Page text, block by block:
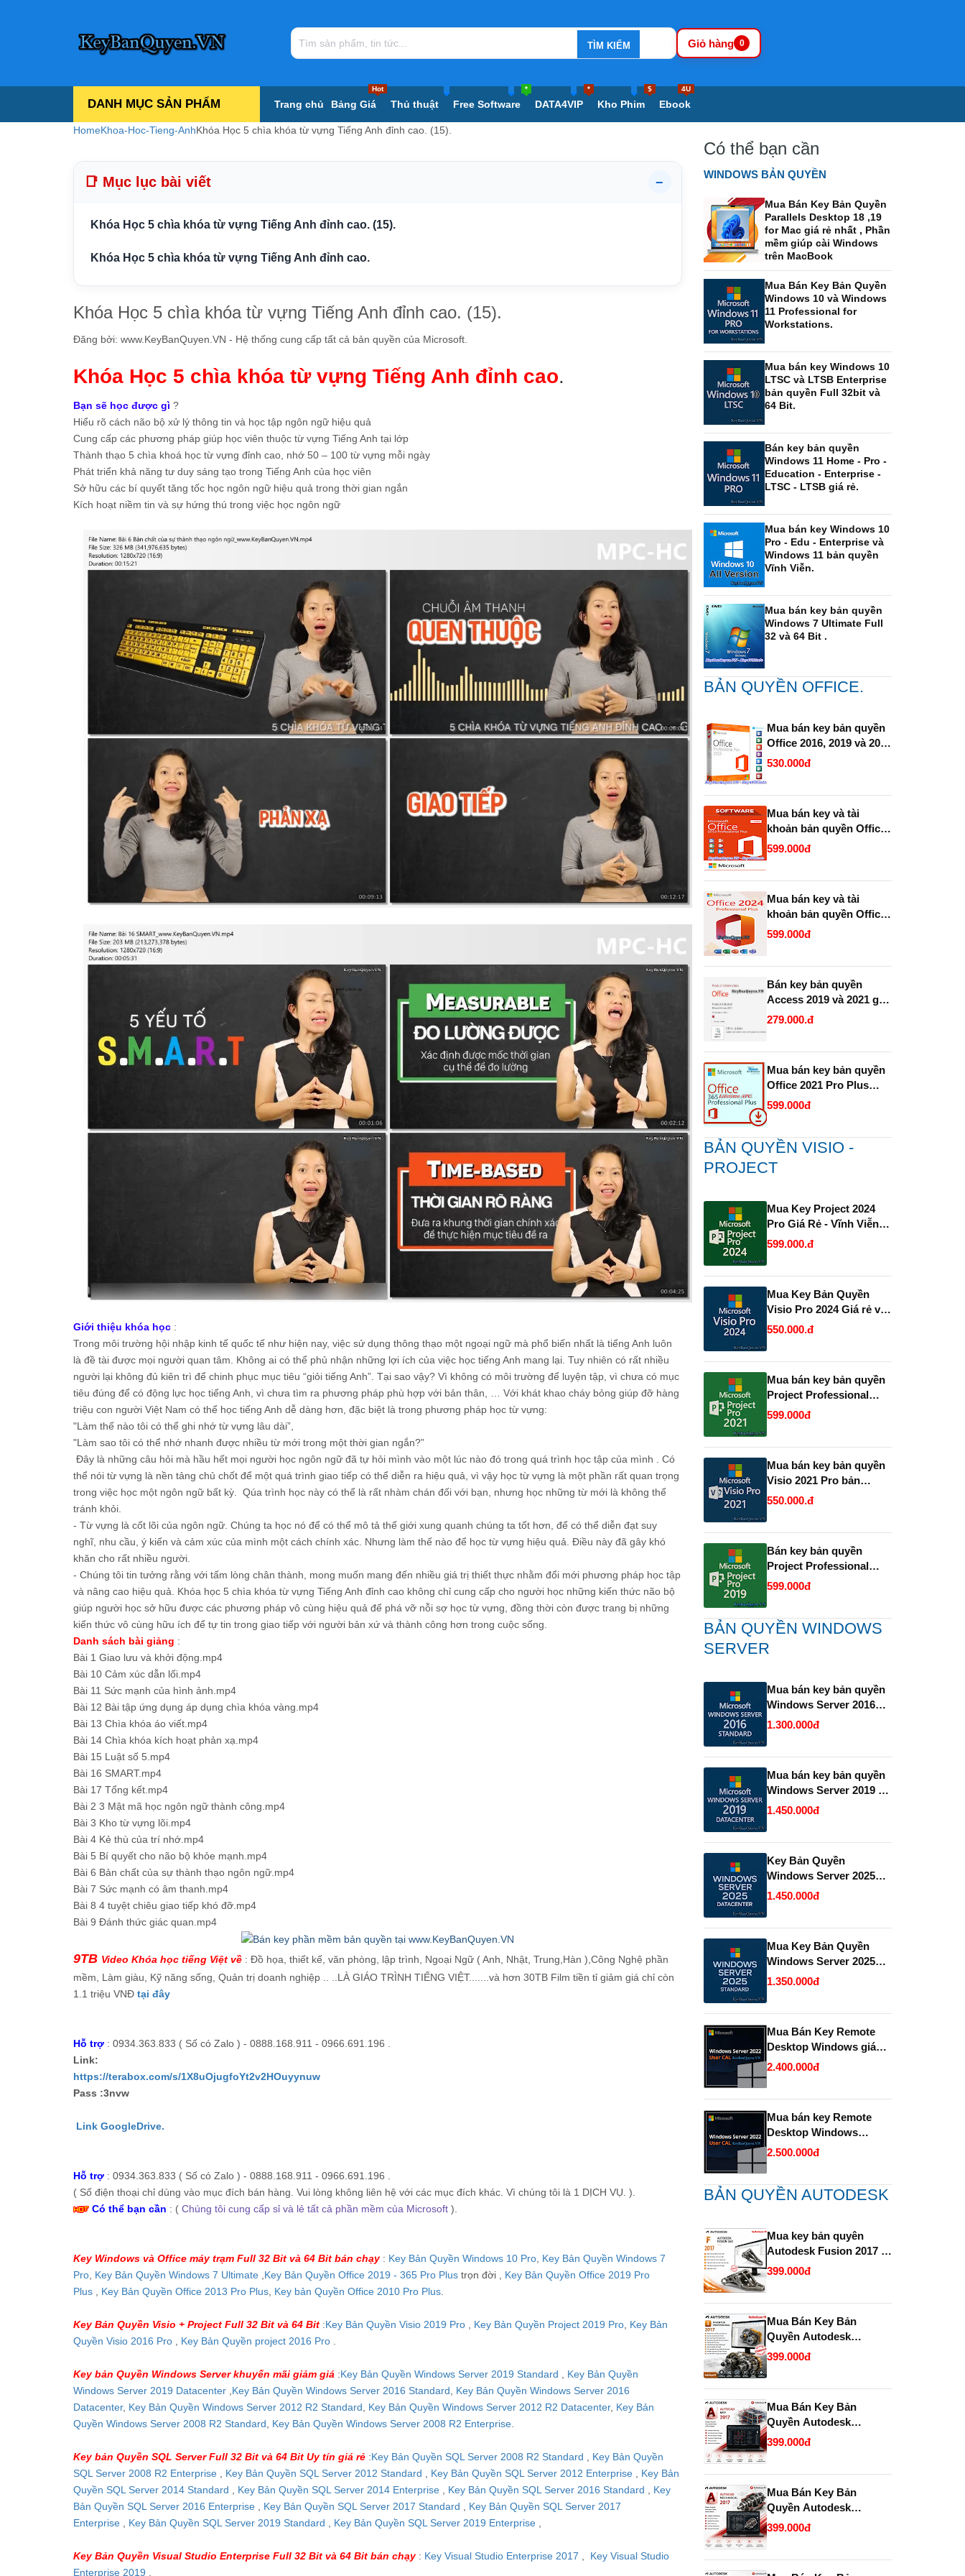
Giỏ hàng 0
DANH MỤC SẢN PHẨM Trang chủ Bảng Giá
Hot
Thủ thuật Free Software
*
DATA4VIP
*
Kho Phim
$
Ebook
4U
HomeKhoa-Hoc-Tieng-AnhKhóa Học 5 chìa khóa từ vựng Tiếng Anh đỉnh cao. (15).
📑 Mục lục bài viết −
Khóa Học 5 chìa khóa từ vựng Tiếng Anh đỉnh cao. (15).
Khóa Học 5 chìa khóa từ vựng Tiếng Anh đỉnh cao.
Khóa Học 5 chìa khóa từ vựng Tiếng Anh đỉnh cao. (15).
Đăng bởi: www.KeyBanQuyen.VN - Hệ thống cung cấp tất cả bản quyền của Microsoft.
Khóa Học 5 chìa khóa từ vựng Tiếng Anh đỉnh cao.
Bạn sẽ học được gì ?
Hiểu rõ cách não bộ xử lý thông tin và học tập ngôn ngữ hiệu quả
Cung cấp các phương pháp giúp học viên thuộc từ vựng Tiếng Anh tại lớp
Thành thạo 5 chìa khoá học từ vựng đỉnh cao, nhớ 50 – 100 từ vựng mỗi ngày
Phát triển khả năng tư duy sáng tạo trong Tiếng Anh của học viên
Sở hữu các bí quyết tăng tốc học ngôn ngữ hiệu quả trong thời gian ngắn
Kích hoạt niềm tin và sự hứng thú trong việc học ngôn ngữ
Giới thiệu khóa học :
Trong môi trường hội nhập kinh tế quốc tế như hiện nay, việc sử dụng thông thạo một ngoại ngữ mà phổ biến nhất là tiếng Anh luôn
là đề tài được mọi người quan tâm. Không ai có thể phủ nhận những lợi ích của việc học tiếng Anh mang lại. Tuy nhiên có rất nhiều
người lại không đủ kiên trì để chinh phục mục tiêu “giỏi tiếng Anh”. Tại sao vậy? Vì không có môi trường để luyện tập, vì chưa có mục
tiêu đúng để có động lực học tiếng Anh, vì chưa tìm ra phương pháp phù hợp với bản thân, … Với khát khao cháy bỏng giúp đỡ hàng
triệu con người Việt Nam có thể học tiếng Anh dễ dàng hơn, đặc biệt là trong phương pháp học từ vựng:
"Làm thế nào tôi có thể ghi nhớ từ vựng lâu dài”,
"Làm sao tôi có thể nhớ nhanh được nhiều từ mới trong một thời gian ngắn?”
Đây là những câu hỏi mà hầu hết mọi người học ngôn ngữ đã tự hỏi mình vào một lúc nào đó trong quá trình học tập của mình . Có
thể nói từ vựng là nền tảng chủ chốt để một quá trình giao tiếp có thể diễn ra hiệu quả, vì vậy học từ vựng là một phần rất quan trọng
trong việc học một ngôn ngữ bất kỳ. Qúa trình học này có thể là rất nhàm chán đối với bạn, nhưng học những từ mới là không thể
tránh khỏi.
- Từ vựng là cốt lõi của ngôn ngữ. Chúng ta học nó để có thể mô tả thế giới xung quanh chúng ta tốt hơn, để có thể diễn đạt suy
nghĩ, nhu cầu, ý kiến và cảm xúc của mình một cách chính xác. Nhưng làm thế nào để học từ vựng hiệu quả. Điều này đã gây khó
khăn cho rất nhiều người.
- Chúng tôi tin tưởng rằng với tấm lòng chân thành, mong muốn mang đến nhiều giá trị thiết thực nhằm đổi mới phương pháp học tập
và nâng cao hiệu quả. Khóa học 5 chìa khóa từ vựng Tiếng Anh đỉnh cao không chỉ cung cấp cho người học những kiến thức não bộ
giúp người học sở hữu được các phương pháp vô cùng hiệu quả để phá vỡ nỗi sợ học từ vựng, đồng thời còn được trang bị những
kiến thức vô cùng hữu ích để tự tin trong giao tiếp với người bản xứ và thành công hơn trong cuộc sống.
Danh sách bài giảng :
Bài 1 Giao lưu và khởi động.mp4
Bài 10 Cảm xúc dẫn lối.mp4
Bài 11 Sức mạnh của hình ảnh.mp4
Bài 12 Bài tập ứng dụng áp dụng chìa khóa vàng.mp4
Bài 13 Chìa khóa áo viết.mp4
Bài 14 Chìa khóa kích hoạt phản xạ.mp4
Bài 15 Luật số 5.mp4
Bài 16 SMART.mp4
Bài 17 Tổng kết.mp4
Bài 2 3 Mật mã học ngôn ngữ thành công.mp4
Bài 3 Kho từ vựng lõi.mp4
Bài 4 Kẻ thù của trí nhớ.mp4
Bài 5 Bí quyết cho não bộ khỏe mạnh.mp4
Bài 6 Bản chất của sự thành thạo ngôn ngữ.mp4
Bài 7 Sức mạnh có âm thanh.mp4
Bài 8 4 tuyệt chiêu giao tiếp khó đỡ.mp4
Bài 9 Đánh thức giác quan.mp4
9TB Video Khóa học tiếng Việt về : Đồ họa, thiết kế, văn phòng, lập trình, Ngoại Ngữ ( Anh, Nhật, Trung,Hàn ),Công Nghệ phần
mềm, Làm giàu, Kỹ năng sống, Quản trị doanh nghiệp .. ..LÀ GIÁO TRÌNH TIẾNG VIỆT.......và hơn 30TB Film tiền tỉ giảm giá chỉ còn
1.1 triệu VNĐ tại đây
Hỗ trợ : 0934.363.833 ( Số có Zalo ) - 0888.168.911 - 0966.691.196 .
Link:
https://terabox.com/s/1X8uOjugfoYt2v2HOuyynuw
Pass :3nvw
Link GoogleDrive.
Hỗ trợ : 0934.363.833 ( Số có Zalo ) - 0888.168.911 - 0966.691.196 .
( Số điện thoại chỉ dùng vào mục đích bán hàng. Vui lòng không liên hệ với các mục đích khác. Vì chúng tôi là 1 DỊCH VỤ. ).
Có thể bạn cần : ( Chúng tôi cung cấp sỉ và lẻ tất cả phần mềm của Microsoft ).
Key Windows và Office máy trạm Full 32 Bit và 64 Bit bán chạy: Key Bản Quyền Windows 10 Pro Key Bản Quyền Windows 7
Pro Key Bản Quyền Windows 7 Ultimate Key Bản Quyền Office 2019 - 365 Pro Plus trọn đời , Key Bản Quyền Office 2019 Pro
Plus
Key Bản Quyền Office 2013 Pro Plus Key bản Quyền Office 2010 Pro Plus
Key Bản Quyền Visio + Project Full 32 Bit và 64 Bit :Key Bản Quyền Visio 2019 Pro Key Bản Quyền Project 2019 Pro Key Bản
Quyền Visio 2016 Pro
Key Bản Quyền project 2016 Pro
Key bản Quyền Windows Server khuyến mãi giảm giá :Key Bản Quyền Windows Server 2019 Standard
Key Bản Quyền
Windows Server 2019 Datacenter Key Bản Quyền Windows Server 2016 Standard
Key Bản Quyền Windows Server 2016
Datacenter, Key Bản Quyền Windows Server 2012 R2 Standard Key Bản Quyền Windows Server 2012 R2 Datacenter, Key Bản
Quyền Windows Server 2008 R2 Standard
Key Bản Quyền Windows Server 2008 R2 Enterprise
Key bản Quyền SQL Server Full 32 Bit và 64 Bit Uy tín giá rẻ :Key Bản Quyền SQL Server 2008 R2 Standard
Key Bản Quyền
SQL Server 2008 R2 Enterprise
Key Bản Quyền SQL Server 2012 Standard Key Bản Quyền SQL Server 2012 Enterprise
Key Bản
Quyền SQL Server 2014 Standard
Key Bản Quyền SQL Server 2014 Enterprise Key Bản Quyền SQL Server 2016 Standard
Key
Bản Quyền SQL Server 2016 Enterprise
Key Bản Quyền SQL Server 2017 Standard
Key Bản Quyền SQL Server 2017
Enterprise
Key Bản Quyền SQL Server 2019 Standard Key Bản Quyền SQL Server 2019 Enterprise
Key Bản Quyền Visual Studio Enterprise Full 32 Bit và 64 Bit bán chạy: Key Visual Studio Enterprise 2017
Key Visual Studio
Enterprise 2019
Có thể bạn cần
WINDOWS BẢN QUYỀN
Mua Bán Key Bản Quyền
Parallels Desktop 18 ,19
for Mac giá rẻ nhất , Phần
mềm giúp cài Windows
trên MacBook
Mua Bán Key Bản Quyền
Windows 10 và Windows
11 Professional for
Workstations.
Mua bán key Windows 10
LTSC và LTSB Enterprise
bản quyền Full 32bit và
64 Bit.
Bán key bản quyền
Windows 11 Home - Pro -
Education - Enterprise -
LTSC - LTSB giá rẻ.
Mua bán key Windows 10
Pro - Edu - Enterprise và
Windows 11 bản quyền
Vĩnh Viễn.
Mua bán key bản quyền
Windows 7 Ultimate Full
32 và 64 Bit .
BẢN QUYỀN OFFICE.
Mua bán key bản quyền
Office 2016, 2019 và 2021
Pro Plus (365 ) Vĩnh Viễn
530.000đ
Mua bán key và tài
khoản bản quyền Office
2019 và 2021 Pro Plus
(365 trọn đời ).
599.000đ
Mua bán key và tài
khoản bản quyền Office
2024 Pro Plus (365
599.000đ
Bán key bản quyền
Access 2019 và 2021 giá
rẻ.
279.000.đ
Mua bán key bản quyền
Office 2021 Pro Plus
1PC trọn đời Full 32 Bit
và 64 Bit .
599.000đ
BẢN QUYỀN VISIO -
PROJECT
Mua Key Project 2024
Pro Giá Rẻ - Vĩnh Viễn
và Uy Tín.
599.000.đ
Mua Key Bản Quyền
Visio Pro 2024 Giá rẻ và
Vĩnh Viễn, Uy Tín.
550.000.đ
Mua bán key bản quyền
Project Professional
2021 Vĩnh Viễn - Giá Rẻ.
599.000đ
Mua bán key bản quyền
Visio 2021 Pro bản
quyền uy tín.
550.000.đ
Bán key bản quyền
Project Professional
2019 và 2021 Full 32 và
599.000đ
BẢN QUYỀN WINDOWS
SERVER
Mua bán key bản quyền
Windows Server 2016
Standard .
1.300.000đ
Mua bán key bản quyền
Windows Server 2019 và
2022 Datacenter.
1.450.000đ
Key Bản Quyền
Windows Server 2025
Datacenter Vĩnh Viễn
1.450.000đ
Mua Key Bản Quyền
Windows Server 2025
Standard và Datacenter
1.350.000đ
Mua Bán Key Remote
Desktop Windows giá
rẻ- Uy tín.
2.400.000đ
Mua bán key Remote
Desktop Windows
Server bản quyền giá rẻ
- Uy Tín.
2.500.000đ
BẢN QUYỀN AUTODESK
Mua key bản quyên
Autodesk Fusion 2017 -
2028 chính hãng giá rẻ.
399.000đ
Mua Bán Key Bản
Quyền Autodesk
Inventor Professional
2017 Chính Hãng, Uy
Tín, Giá Tốt Tại
399.000đ
Mua Bán Key Bản
Quyền Autodesk
AutoCAD MEP 2017
Chính Hãng Giá Tốt Tại
399.000đ
Mua Bán Key Bản
Quyền Autodesk
AutoCAD Mechanical
2017 Chính Hãng Giá Tốt
399.000đ